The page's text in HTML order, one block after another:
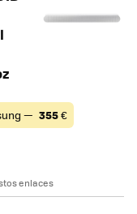
— 355€
enlaces